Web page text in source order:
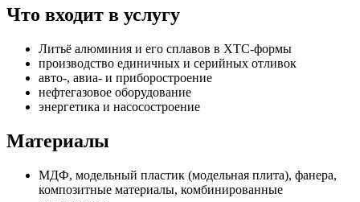
Что входит в услугу
Литьё алюминия и его сплавов в ХТС-формы
производство единичных и серийных отливок
авто-, авиа- и приборостроение
нефтегазовое оборудование
энергетика и насосостроение
Материалы
МДФ, модельный пластик (модельная плита), фанера,
композитные материалы, комбинированные